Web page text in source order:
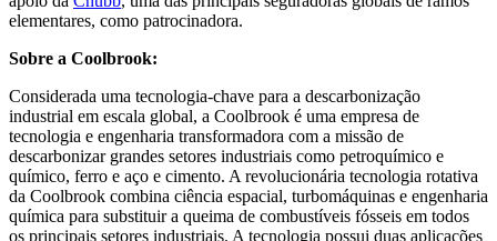
elementares, como patrocinadora.
Sobre a Coolbrook:
Considerada uma tecnologia-chave para a descarbonização
industrial em escala global, a Coolbrook é uma empresa de
tecnologia e engenharia transformadora com a missão de
descarbonizar grandes setores industriais como petroquímico e
químico, ferro e aço e cimento. A revolucionária tecnologia rotativa
da Coolbrook combina ciência espacial, turbomáquinas e engenharia
química para substituir a queima de combustíveis fósseis em todos
os principais setores industriais. A tecnologia possui duas aplicações